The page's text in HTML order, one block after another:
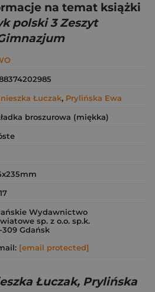
na temat książki
polski 3 Zeszyt
Łuczak, Prylińska Ewa
broszurowa (miękka)
Wydawnictwo
sp. z o.o. sp.k.
309 Gdańsk
[email protected]
Łuczak, Prylińska